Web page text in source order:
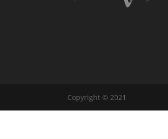
Copyright © 2021